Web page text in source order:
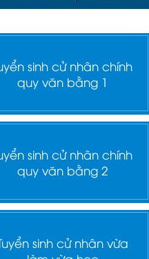
sinh cử nhân chính
quy văn bằng 1
sinh cử nhân chính
quy văn bằng 2
sinh cử nhân vừa